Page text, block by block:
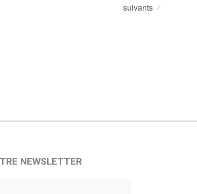
Évènements
suivants
NEWSLETTER